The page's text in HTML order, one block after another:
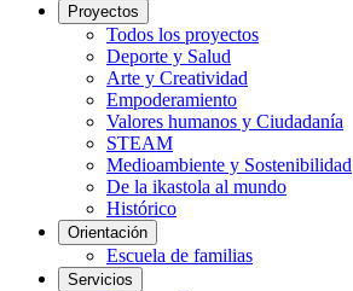
Proyectos
Todos los proyectos
Deporte y Salud
Arte y Creatividad
Empoderamiento
Valores humanos y Ciudadanía
STEAM
Medioambiente y Sostenibilidad
De la ikastola al mundo
Histórico
Orientación
Escuela de familias
Servicios